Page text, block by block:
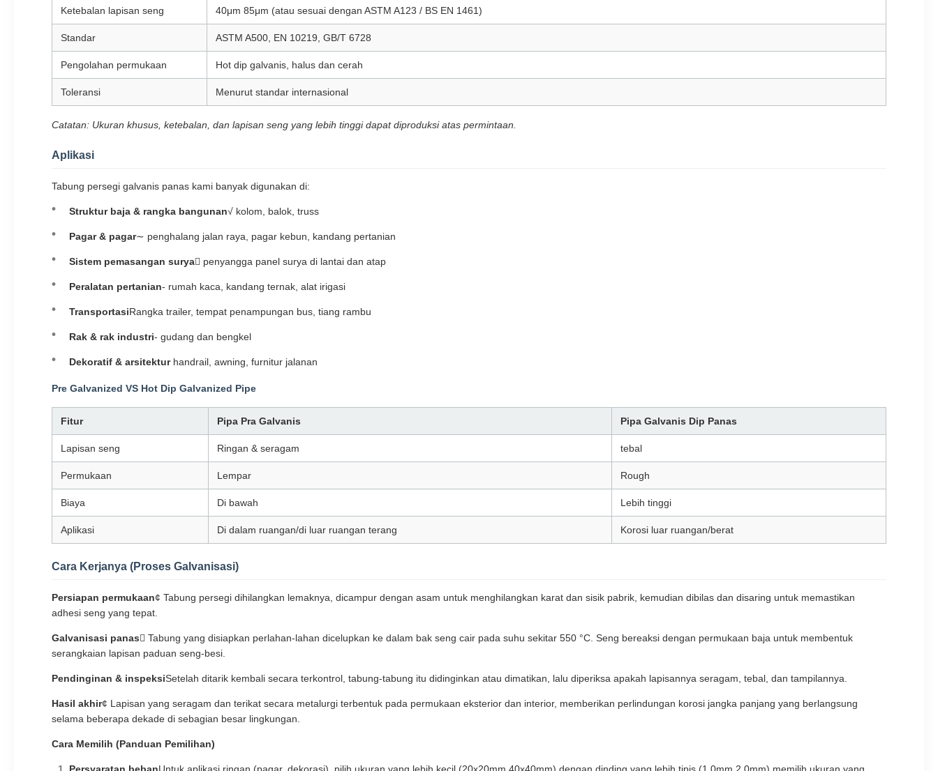
Ketebalan lapisan seng 40μm 85μm (atau sesuai dengan ASTM A123 / BS EN 1461)
Standar ASTM A500, EN 10219, GB/T 6728
Pengolahan permukaan Hot dip galvanis, halus dan cerah
Toleransi Menurut standar internasional
Catatan: Ukuran khusus, ketebalan, dan lapisan seng yang lebih tinggi dapat diproduksi atas permintaan.
Aplikasi
Tabung persegi galvanis panas kami banyak digunakan di:
Struktur baja & rangka bangunan√ kolom, balok, truss
Pagar & pagar∼ penghalang jalan raya, pagar kebun, kandang pertanian
Sistem pemasangan surya penyangga panel surya di lantai dan atap
Peralatan pertanian- rumah kaca, kandang ternak, alat irigasi
TransportasiRangka trailer, tempat penampungan bus, tiang rambu
Rak & rak industri- gudang dan bengkel
Dekoratif & arsitektur️ handrail, awning, furnitur jalanan
Pre Galvanized VS Hot Dip Galvanized Pipe
Fitur Pipa Pra Galvanis Pipa Galvanis Dip Panas
Lapisan seng Ringan & seragam tebal
Permukaan Lempar Rough
Biaya Di bawah Lebih tinggi
Aplikasi Di dalam ruangan/di luar ruangan terang Korosi luar ruangan/berat
Cara Kerjanya (Proses Galvanisasi)
Persiapan permukaan¢ Tabung persegi dihilangkan lemaknya, dicampur dengan asam untuk menghilangkan karat dan sisik pabrik, kemudian dibilas dan disaring untuk memastikan
adhesi seng yang tepat.
Galvanisasi panas Tabung yang disiapkan perlahan-lahan dicelupkan ke dalam bak seng cair pada suhu sekitar 550 °C. Seng bereaksi dengan permukaan baja untuk membentuk
serangkaian lapisan paduan seng-besi.
Pendinginan & inspeksiSetelah ditarik kembali secara terkontrol, tabung-tabung itu didinginkan atau dimatikan, lalu diperiksa apakah lapisannya seragam, tebal, dan tampilannya.
Hasil akhir¢ Lapisan yang seragam dan terikat secara metalurgi terbentuk pada permukaan eksterior dan interior, memberikan perlindungan korosi jangka panjang yang berlangsung
selama beberapa dekade di sebagian besar lingkungan.
Cara Memilih (Panduan Pemilihan)